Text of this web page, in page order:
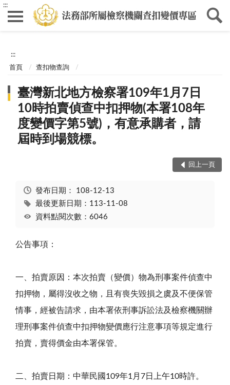
:::
:::
首頁 查扣物查詢
臺灣新北地方檢察署109年1月7日
10時拍賣偵查中扣押物(本署108年
度變價字第5號)，有意承購者，請
屆時到場競標。
回上一頁
發布日期： 108-12-13
最後更新日期：113-11-08
資料點閱次數：6046
公告事項：
一、拍賣原因：本次拍賣（變價）物為刑事案件偵查中
扣押物，屬得沒收之物，且有喪失毀損之虞及不便保管
情事，經被告請求，由本署依刑事訴訟法及檢察機關辦
理刑事案件偵查中扣押物變價應行注意事項等規定進行
拍賣，賣得價金由本署保管。
二、拍賣日期：中華民國109年1月7日上午10時許。